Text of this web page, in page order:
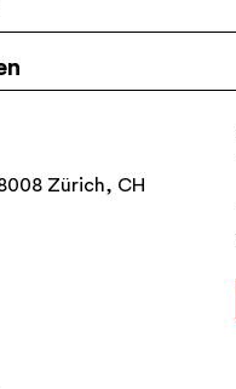
Zürich, CH